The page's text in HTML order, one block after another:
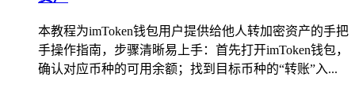
本教程为imToken钱包用户提供给他人转加密资产的手把
手操作指南，步骤清晰易上手：首先打开imToken钱包，
确认对应币种的可用余额；找到目标币种的“转账”入...